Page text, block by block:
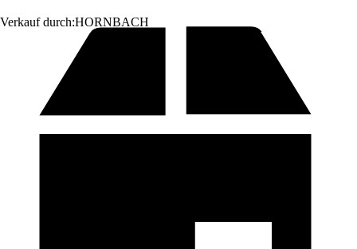
Verkauf durch:HORNBACH